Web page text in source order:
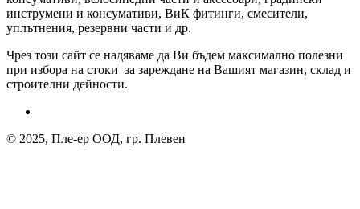
инструмени и консумативи, ВиК фитинги, смесители,
уплътнения, резервни части и др.
Чрез този сайт се надяваме да Ви бъдем максимално полезни
при избора на стоки за зареждане на Вашият магазин, склад и
строителни дейности.
© 2025, Пле-ер ООД, гр. Плевен